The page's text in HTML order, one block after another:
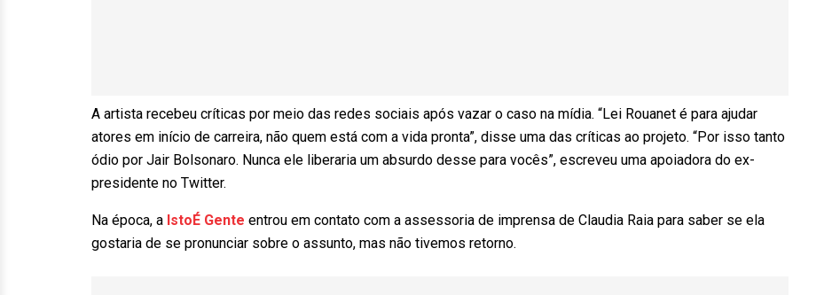
A artista recebeu críticas por meio das redes sociais após vazar o caso na mídia. “Lei Rouanet é para ajudar
atores em início de carreira, não quem está com a vida pronta”, disse uma das críticas ao projeto. “Por isso tanto
ódio por Jair Bolsonaro. Nunca ele liberaria um absurdo desse para vocês”, escreveu uma apoiadora do ex-
presidente no Twitter.
Na época, a IstoÉ Gente entrou em contato com a assessoria de imprensa de Claudia Raia para saber se ela
gostaria de se pronunciar sobre o assunto, mas não tivemos retorno.